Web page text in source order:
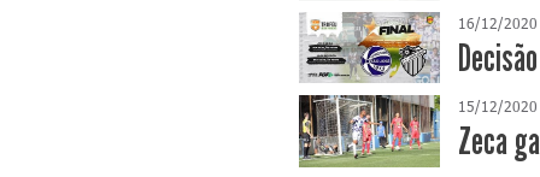
16/12/2020
15/12/2020
Zeca